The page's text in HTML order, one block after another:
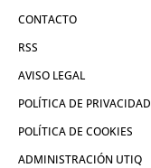
CONTACTO
RSS
AVISO LEGAL
POLÍTICA DE PRIVACIDAD
POLÍTICA DE COOKIES
ADMINISTRACIÓN UTIQ